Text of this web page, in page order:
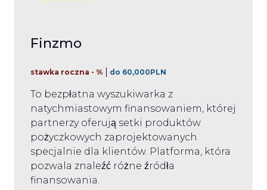
Finzmo
stawka roczna - % do 60,000PLN
To bezpłatna wyszukiwarka z
natychmiastowym finansowaniem, której
partnerzy oferują setki produktów
pożyczkowych zaprojektowanych
specjalnie dla klientów. Platforma, która
pozwala znaleźć różne źródła
finansowania.